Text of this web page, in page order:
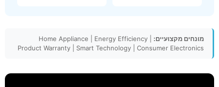
מונחים מקצועיים:
Home Appliance | Energy Efficiency |
Product Warranty | Smart Technology | Consumer Electronics